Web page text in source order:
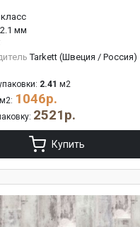
2.1 мм
Tarkett (Швеция / Россия)
2.41 м2
1046р.
2521р.
Купить